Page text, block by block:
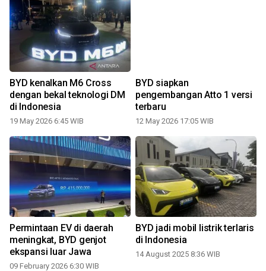
BYD kenalkan M6 Cross
dengan bekal teknologi DM
di Indonesia
19 May 2026 6:45 WIB
BYD siapkan
pengembangan Atto 1 versi
terbaru
12 May 2026 17:05 WIB
Permintaan EV di daerah
meningkat, BYD genjot
ekspansi luar Jawa
09 February 2026 6:30 WIB
BYD jadi mobil listrik terlaris
di Indonesia
14 August 2025 8:36 WIB